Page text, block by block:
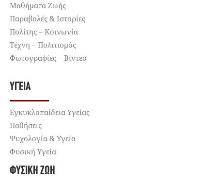
Μαθήματα Ζωής
Παραβολές & Ιστορίες
Πολίτης – Κοινωνία
Τέχνη – Πολιτισμός
Φωτογραφίες – Βίντεο
ΥΓΕΊΑ
Εγκυκλοπαίδεια Υγείας
Παθήσεις
Ψυχολογία & Υγεία
Φυσική Υγεία
ΦΥΣΙΚΉ ΖΩΉ